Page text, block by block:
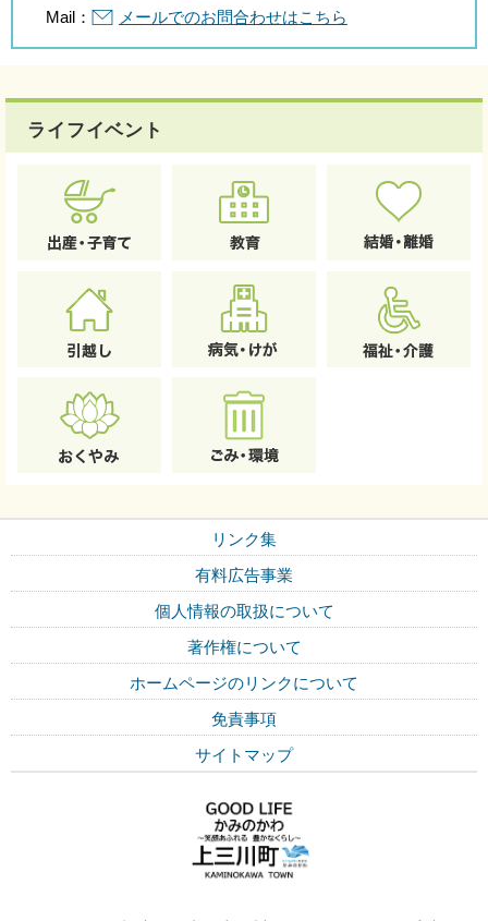
Mail：
メールでのお問合わせはこちら
ライフイベント
リンク集
有料広告事業
個人情報の取扱について
著作権について
ホームページのリンクについて
免責事項
サイトマップ